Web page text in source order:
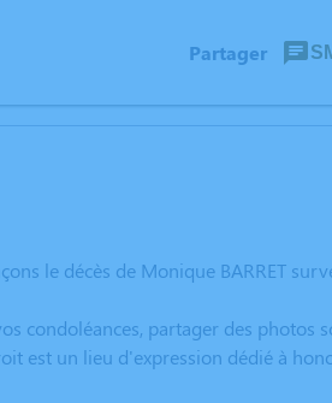
Partager
le décès de Monique BARRET
condoléances, partager des photos
est un lieu d'expression dédié à